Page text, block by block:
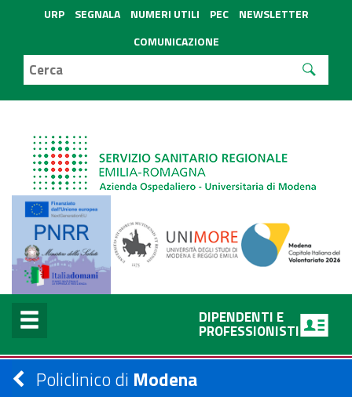
URP SEGNALA NUMERI UTILI PEC
NEWSLETTER
COMUNICAZIONE
DIPENDENTI E
PROFESSIONISTI
Policlinico di Modena